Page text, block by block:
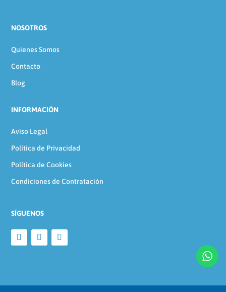
NOSOTROS
Quienes Somos
Contacto
Blog
INFORMACIÓN
Aviso Legal
Política de Privacidad
Política de Cookies
Condiciones de Contratación
SÍGUENOS